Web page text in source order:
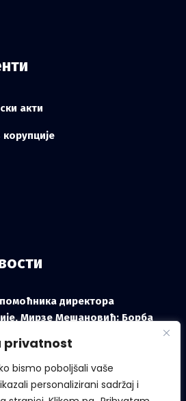
privatnost
bismo poboljšali vaše
personalizirani sadržaj i
акти
помоћника директора
Мирзе Мешановић: Борба
зависи и од грађана, не